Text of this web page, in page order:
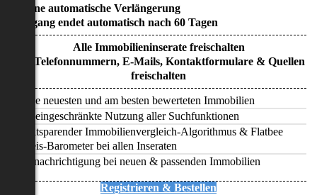
• Keine automatische Verlängerung
• Zugang endet automatisch nach 60 Tagen
Alle Immobilieninserate freischalten
Alle Telefonnummern, E-Mails, Kontaktformulare & Quellen
freischalten
Alle neuesten und am besten bewerteten Immobilien
Uneingeschränkte Nutzung aller Suchfunktionen
Zeitsparender Immobilienvergleich-Algorithmus & Flatbee
Preis-Barometer bei allen Inseraten
Benachrichtigung bei neuen & passenden Immobilien
Registrieren & Bestellen